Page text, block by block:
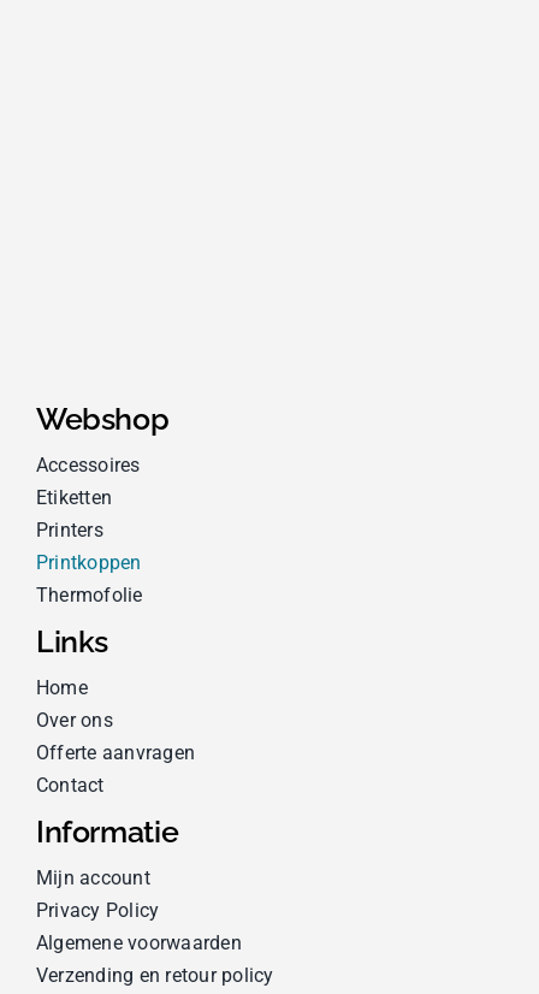
Webshop
Accessoires
Etiketten
Printers
Printkoppen
Thermofolie
Links
Home
Over ons
Offerte aanvragen
Contact
Informatie
Mijn account
Privacy Policy
Algemene voorwaarden
Verzending en retour policy